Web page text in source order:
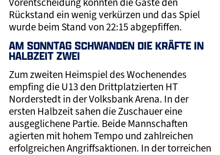
Rückstand ein wenig verkürzen und das Spiel
wurde beim Stand von 22:15 abgepfiffen.
AM SONNTAG SCHWANDEN DIE KRÄFTE IN
HALBZEIT ZWEI
Zum zweiten Heimspiel des Wochenendes
empfing die U13 den Drittplatzierten HT
Norderstedt in der Volksbank Arena. In der
ersten Halbzeit sahen die Zuschauer eine
ausgeglichene Partie. Beide Mannschaften
agierten mit hohem Tempo und zahlreichen
erfolgreichen Angriffsaktionen. In der torreichen